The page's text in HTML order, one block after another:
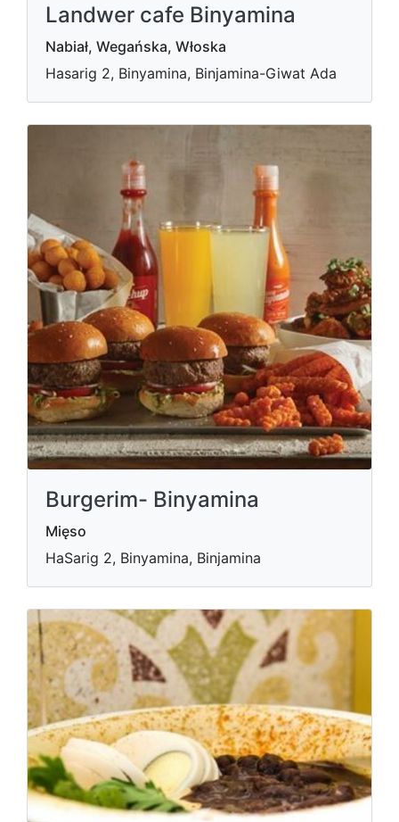
Landwer cafe Binyamina
Nabiał, Wegańska, Włoska
Hasarig 2, Binyamina, Binjamina-Giwat Ada
Burgerim- Binyamina
Mięso
HaSarig 2, Binyamina, Binjamina